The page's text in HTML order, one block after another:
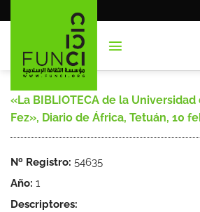
al
«La BIBLIOTECA de la
Fez», Diario de África, Tetuán, 10
Nº Registro: 54635
Año: 1
Descriptores: